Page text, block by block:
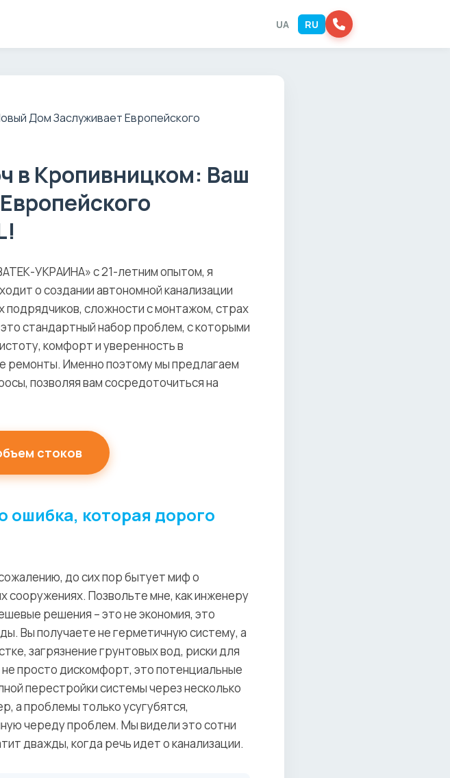
UA RU
в Кропивницком: Ваш
УКРАИНА» с 21-летним опытом, я
о создании автономной канализации
подрядчиков, сложности с монтажом, страх
стандартный набор проблем, с которыми
комфорт и уверенность в
ремонты. Именно поэтому мы предлагаем
позволяя вам сосредоточиться на
стоков
ошибка, которая дорого
до сих пор бытует миф о
Позвольте мне, как инженеру
решения – это не экономия, это
Вы получаете не герметичную систему, а
загрязнение грунтовых вод, риски для
просто дискомфорт, это потенциальные
перестройки системы через несколько
а проблемы только усугубятся,
череду проблем. Мы видели это сотни
дважды, когда речь идет о канализации.